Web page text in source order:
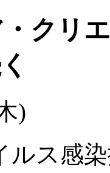
クリ
)
ルス感